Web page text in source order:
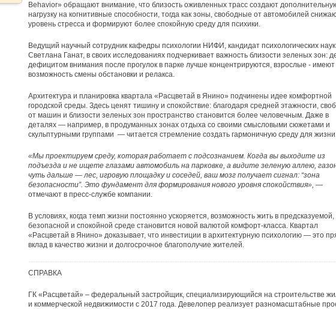
Behavior» обращают внимание, что близость оживленных трасс создают
нагрузку на когнитивные способности, тогда как зоны, свободные от автомобилей
уровень стресса и формируют более спокойную среду для психики.
Ведущий научный сотрудник кафедры психологии НИФИ, кандидат психологических наук
Светлана Ганат, в своих исследованиях подчеркивает важность близости зеленых зон:
дефицитом внимания после прогулок в парке лучше концентрируются, взрослые - имеют
возможность смены обстановки и релакса.
Архитектура и планировка квартала «Расцветай в Янино» подчинены идее комфортной
городской среды. Здесь ценят тишину и спокойствие: благодаря средней этажности,
от машин и близости зеленых зон пространство становится более человечным. Даже в
деталях — например, в продуманных зонах отдыха со своими смысловыми сюжетами и
скульптурными группами — читается стремление создать гармоничную среду для
«Мы проектируем среду, которая работает с подсознанием. Когда вы выходите из
подъезда и не ищете глазами автомобиль на парковке, а видите зеленую аллею,
чуть дальше — лес, игровую площадку и соседей, ваш мозг получает сигнал: “зона
безопасности”. Это фундамент для формирования нового уровня спокойствия», —
отмечают в пресс-службе компании.
В условиях, когда темп жизни постоянно ускоряется, возможность жить в предсказуемой,
безопасной и спокойной среде становится новой валютой комфорт-класса. Квартал
«Расцветай в Янино» доказывает, что инвестиции в архитектурную психологию — это
вклад в качество жизни и долгосрочное благополучие жителей.
СПРАВКА
ГК «Расцветай» – федеральный застройщик, специализирующийся на строительстве
и коммерческой недвижимости с 2017 года. Девелопер реализует разномасштабные